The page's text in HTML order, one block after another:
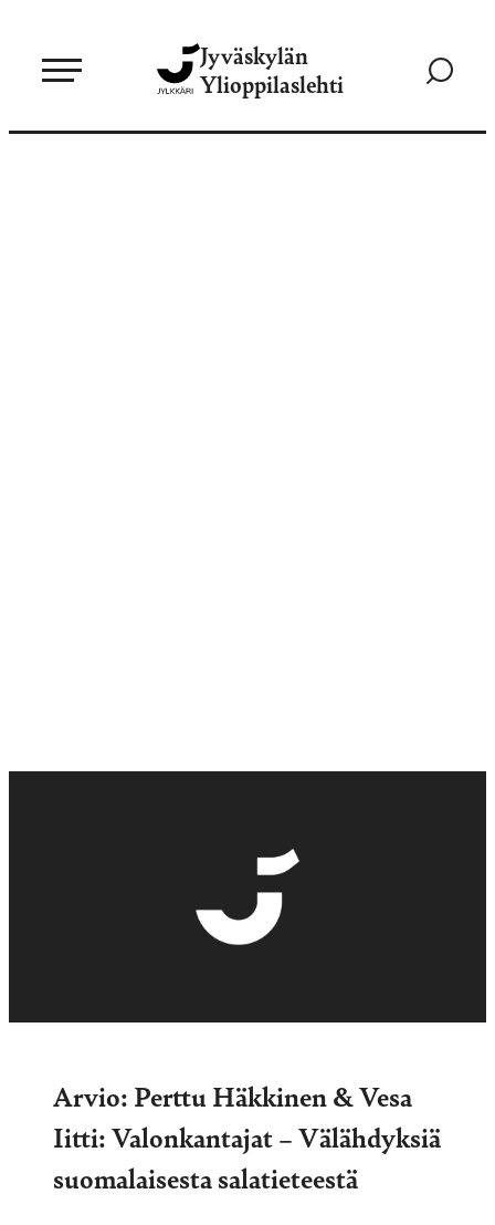
sisältöön
Jyväskylän
Ylioppilaslehti
Siirry
Arvio: Perttu Häkkinen & Vesa
Iitti: Valonkantajat – Välähdyksiä
suomalaisesta salatieteestä